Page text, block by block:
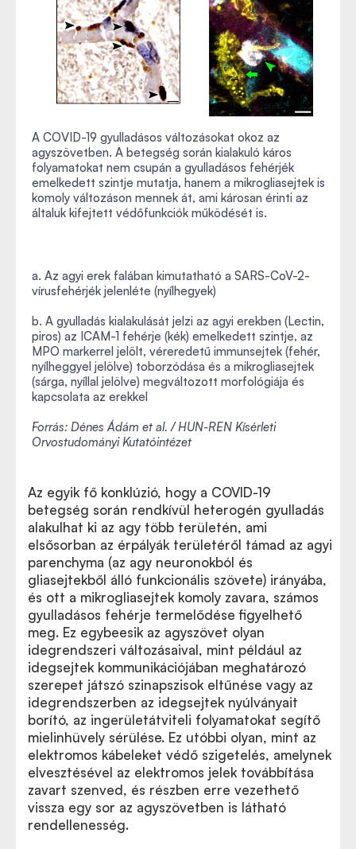
A COVID-19 gyulladásos változásokat okoz az
agyszövetben. A betegség során kialakuló káros
folyamatokat nem csupán a gyulladásos fehérjék
emelkedett szintje mutatja, hanem a mikrogliasejtek is
komoly változáson mennek át, ami károsan érinti az
általuk kifejtett védőfunkciók működését is.
a. Az agyi erek falában kimutatható a SARS-CoV-2-
vírusfehérjék jelenléte (nyílhegyek)
b. A gyulladás kialakulását jelzi az agyi erekben (Lectin,
piros) az ICAM-1 fehérje (kék) emelkedett szintje, az
MPO markerrel jelölt, véreredetű immunsejtek (fehér,
nyílheggyel jelölve) toborzódása és a mikrogliasejtek
(sárga, nyíllal jelölve) megváltozott morfológiája és
kapcsolata az erekkel
Forrás: Dénes Ádám et al. / HUN-REN Kísérleti
Orvostudományi Kutatóintézet
Az egyik fő konklúzió, hogy a COVID-19
betegség során rendkívül heterogén gyulladás
alakulhat ki az agy több területén, ami
elsősorban az érpályák területéről támad az agyi
parenchyma (az agy neuronokból és
gliasejtekből álló funkcionális szövete) irányába,
és ott a mikrogliasejtek komoly zavara, számos
gyulladásos fehérje termelődése figyelhető
meg. Ez egybeesik az agyszövet olyan
idegrendszeri változásaival, mint például az
idegsejtek kommunikációjában meghatározó
szerepet játszó szinapszisok eltűnése vagy az
idegrendszerben az idegsejtek nyúlványait
borító, az ingerületátviteli folyamatokat segítő
mielinhüvely sérülése. Ez utóbbi olyan, mint az
elektromos kábeleket védő szigetelés, amelynek
elvesztésével az elektromos jelek továbbítása
zavart szenved, és részben erre vezethető
vissza egy sor az agyszövetben is látható
rendellenesség.